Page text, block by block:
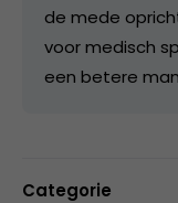
de mede
voor medisch
een betere
Categorie